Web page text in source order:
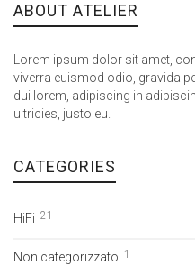
ABOUT ATELIER
Lorem ipsum dolor sit amet,
viverra euismod odio, gravida
dui lorem, adipiscing in
ultricies, justo eu.
CATEGORIES
HiFi 21
Non categorizzato 1